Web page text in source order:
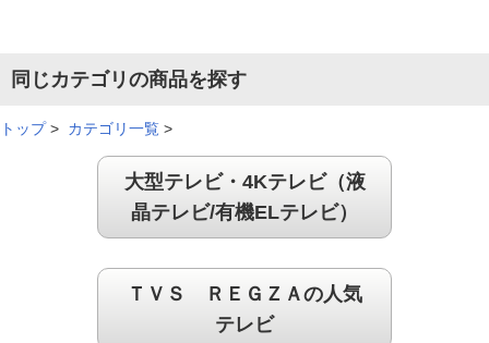
同じカテゴリの商品を探す
トップ> カテゴリ一覧 >
大型テレビ・4Kテレビ（液
晶テレビ/有機ELテレビ）
ＴＶＳ ＲＥＧＺＡの人気
テレビ